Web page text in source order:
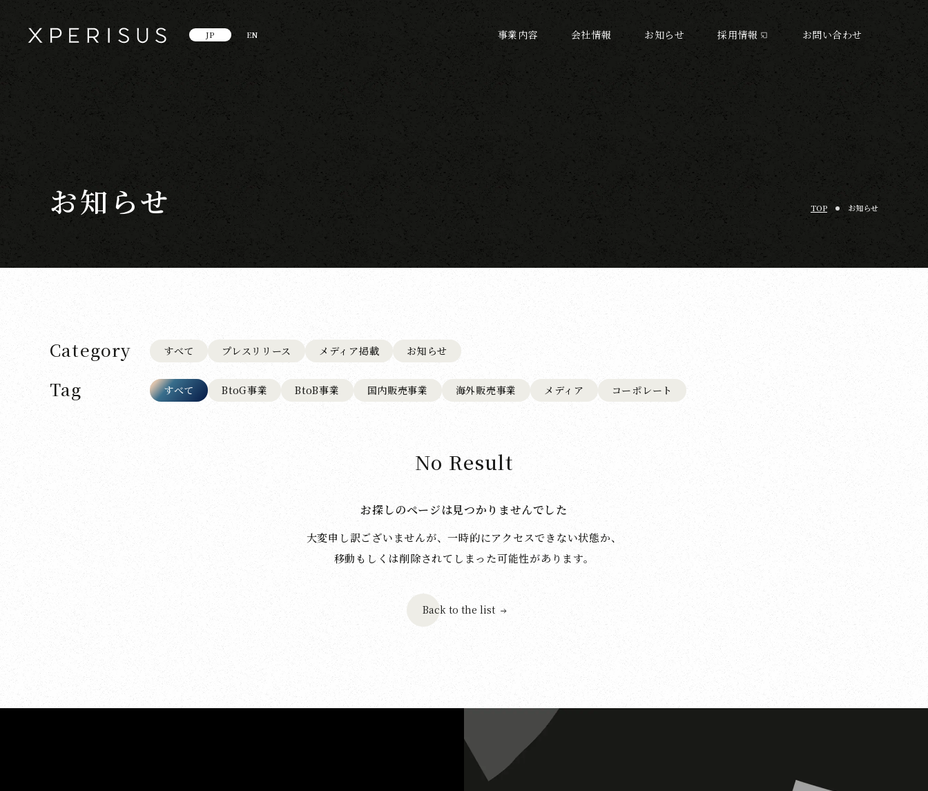
JP EN 事業内容 会社情報 お知らせ 採用情報 お問い合わせ
お知らせ TOP お知らせ
Category すべて プレスリリース メディア掲載 お知らせ
Tag すべて BtoG事業 BtoB事業 国内販売事業 海外販売事業 メディア コーポレート
No Result
お探しのページは見つかりませんでした
大変申し訳ございませんが、一時的にアクセスできない状態か、
移動もしくは削除されてしまった可能性があります。
Back to the list